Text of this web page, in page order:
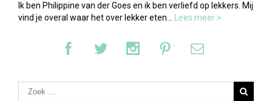
Ik ben Philippine van der Goes en ik ben verliefd op lekkers. Mij
vind je overal waar het over lekker eten... Lees meer >